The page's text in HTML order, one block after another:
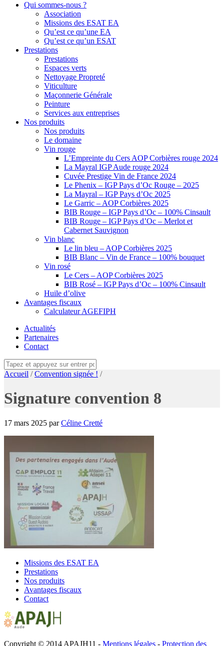
Qui sommes-nous ?
Association
Missions des ESAT EA
Qu’est ce qu’une EA
Qu’est ce qu’un ESAT
Prestations
Prestations
Espaces verts
Nettoyage Propreté
Viticulture
Maçonnerie Générale
Peinture
Services aux entreprises
Nos produits
Nos produits
Le domaine
Vin rouge
L’Empreinte du Cers AOP Corbières rouge 2024
La Mayral IGP Aude rouge 2024
Cuvée Prestige Vin de France 2024
Le Phenix – IGP Pays d’Oc Rouge – 2025
La Mayral – IGP Pays d’Oc 2025
Le Garric – AOP Corbières 2025
BIB Rouge – IGP Pays d’Oc – 100% Cinsault
BIB Rouge – IGP Pays d’Oc – Merlot et
Cabernet Sauvignon
Vin blanc
Le lin bleu – AOP Corbières 2025
BIB Blanc – Vin de France – 100% bouquet
Vin rosé
Le Cers – AOP Corbières 2025
BIB Rosé – IGP Pays d’Oc – 100% Cinsault
Huile d’olive
Avantages fiscaux
Calculateur AGEFIPH
Actualités
Partenaires
Contact
Accueil /Convention signée ! /
Signature convention 8
17 mars 2025 parCéline Cretté
Missions des ESAT EA
Prestations
Nos produits
Avantages fiscaux
Contact
Copyright © 2014 APAJH11 - Mentions légales - Protection des